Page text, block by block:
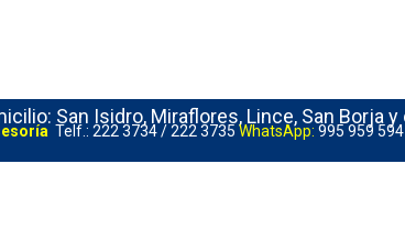
San Isidro, Miraflores, Lince, San Borja
Telf.: 222 3734 / 222 3735 WhatsApp: 995 959 594